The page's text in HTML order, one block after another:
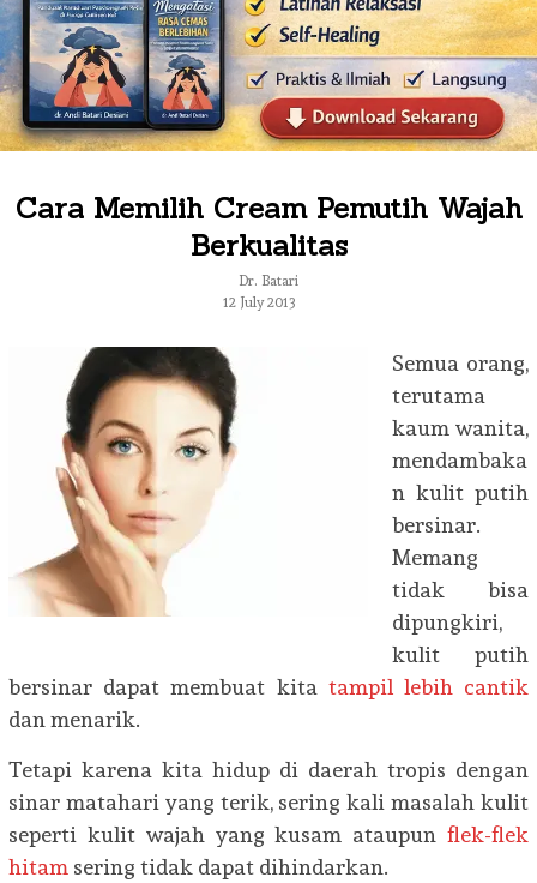
Cara Memilih Cream Pemutih Wajah
Berkualitas
Dr. Batari
12 July 2013
Semua orang,
terutama
kaum wanita,
mendambaka
n kulit putih
bersinar.
Memang
tidak bisa
dipungkiri,
kulit putih
bersinar dapat membuat kita tampil lebih cantik
dan menarik.
Tetapi karena kita hidup di daerah tropis dengan
sinar matahari yang terik, sering kali masalah kulit
seperti kulit wajah yang kusam ataupun flek-flek
hitam sering tidak dapat dihindarkan.